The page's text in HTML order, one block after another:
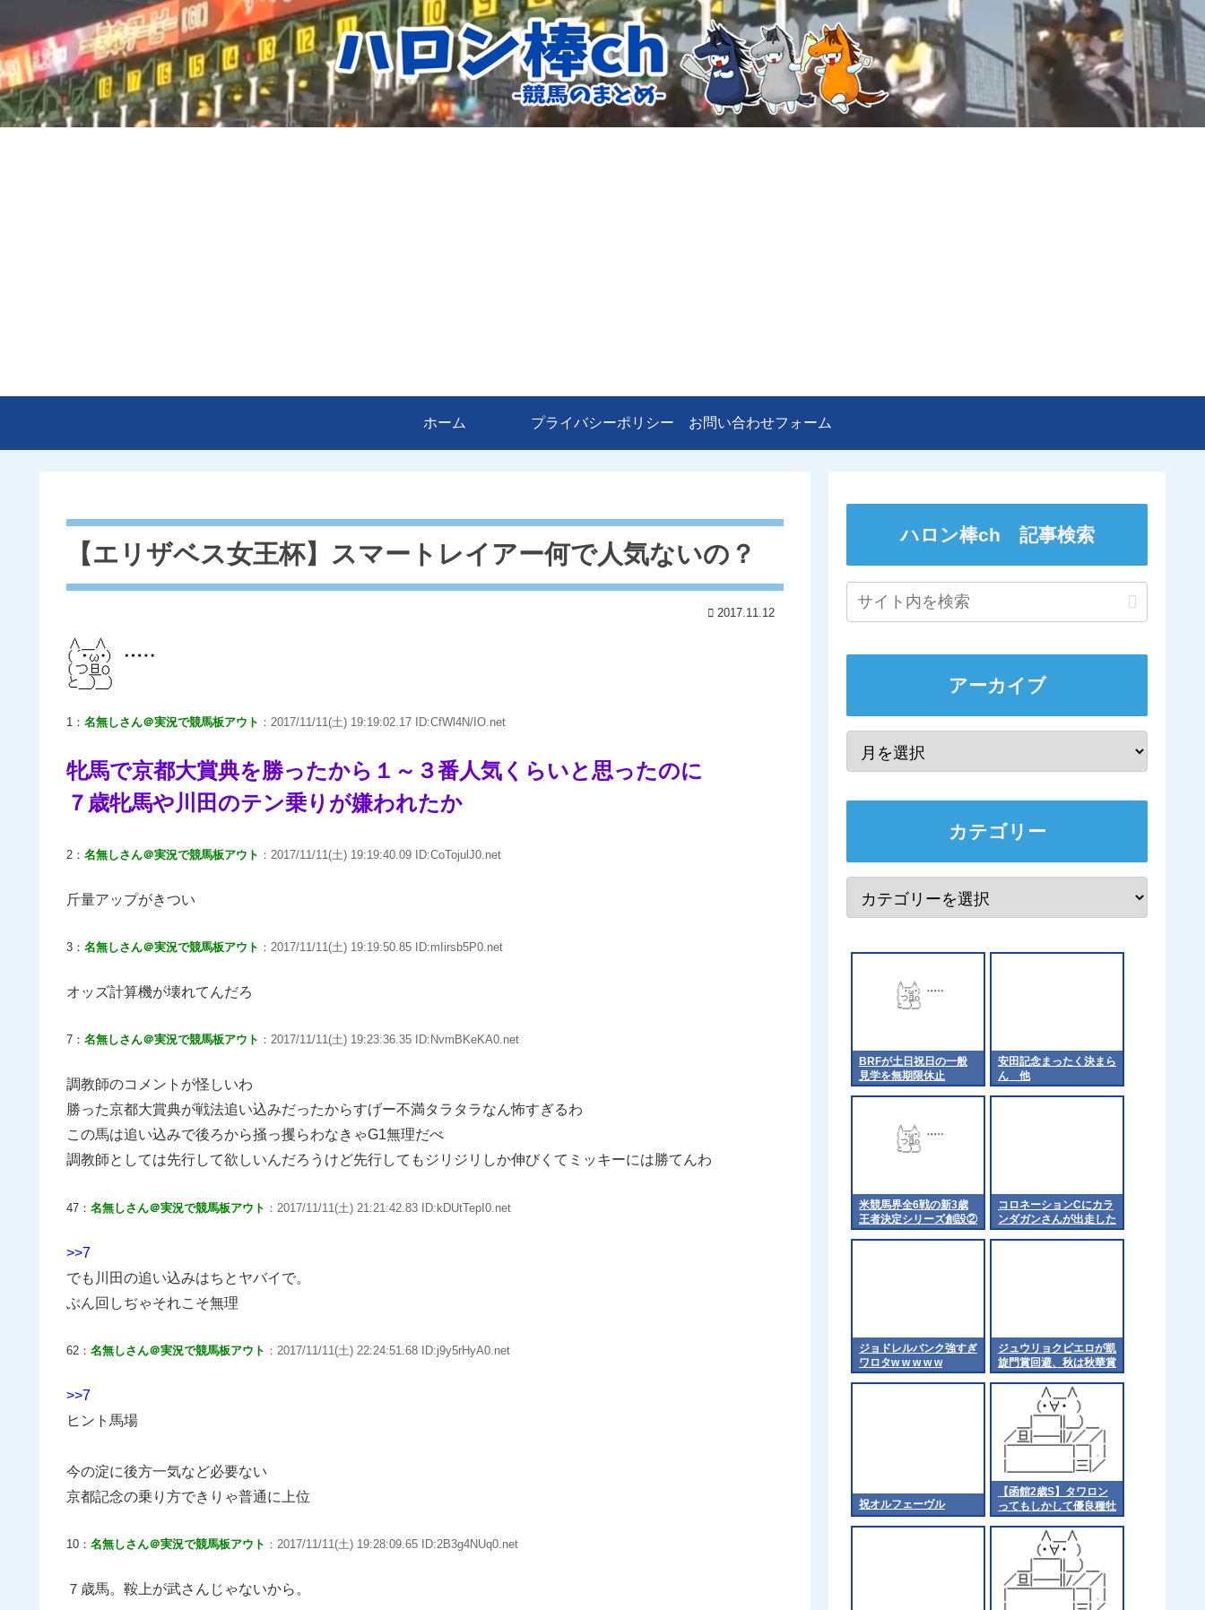
ホーム プライバシーポリシー お問い合わせフォーム
【エリザベス女王杯】スマートレイアー何で人気ないの？
2017.11.12
1： 名無しさん＠実況で競馬板アウト ：2017/11/11(土) 19:19:02.17 ID:CfWl4N/IO.net
牝馬で京都大賞典を勝ったから１～３番人気くらいと思ったのに
７歳牝馬や川田のテン乗りが嫌われたか
2： 名無しさん＠実況で競馬板アウト ：2017/11/11(土) 19:19:40.09 ID:CoTojulJ0.net
斤量アップがきつい
3： 名無しさん＠実況で競馬板アウト ：2017/11/11(土) 19:19:50.85 ID:mIirsb5P0.net
オッズ計算機が壊れてんだろ
7： 名無しさん＠実況で競馬板アウト ：2017/11/11(土) 19:23:36.35 ID:NvmBKeKA0.net
調教師のコメントが怪しいわ
勝った京都大賞典が戦法追い込みだったからすげー不満タラタラなん怖すぎるわ
この馬は追い込みで後ろから掻っ攫らわなきゃG1無理だべ
調教師としては先行して欲しいんだろうけど先行してもジリジリしか伸びくてミッキーには勝てんわ
47： 名無しさん＠実況で競馬板アウト ：2017/11/11(土) 21:21:42.83 ID:kDUtTepI0.net
>>7
でも川田の追い込みはちとヤバイで。
ぶん回しぢゃそれこそ無理
62： 名無しさん＠実況で競馬板アウト ：2017/11/11(土) 22:24:51.68 ID:j9y5rHyA0.net
>>7
ヒント馬場
今の淀に後方一気など必要ない
京都記念の乗り方できりゃ普通に上位
10： 名無しさん＠実況で競馬板アウト ：2017/11/11(土) 19:28:09.65 ID:2B3g4NUq0.net
７歳馬。鞍上が武さんじゃないから。
ハロン棒ch 記事検索
アーカイブ
カテゴリー
BRFが土日祝日の一般
見学を無期限休止
安田記念まったく決まら
ん 他
米競馬界全6戦の新3歳
王者決定シリーズ創設②
コロネーションCにカラ
ンダガンさんが出走した
結果
ジョドレルバンク強すぎ
ワロタw w w w w
ジュウリョクピエロが凱
旋門賞回避、秋は秋華賞
からエリザベス女王杯へ
祝オルフェーヴル
【函館2歳S】タワロン
ってもしかして優良種牡
馬では? 他